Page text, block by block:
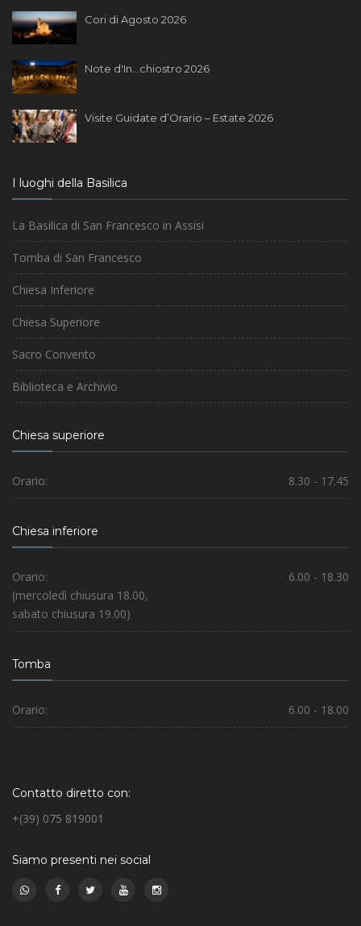
Cori di Agosto 2026
Note d'In...chiostro 2026
Visite Guidate d’Orario – Estate 2026
I luoghi della Basilica
La Basilica di San Francesco in Assisi
Tomba di San Francesco
Chiesa Inferiore
Chiesa Superiore
Sacro Convento
Biblioteca e Archivio
Chiesa superiore
Orario: 8.30 - 17.45
Chiesa inferiore
Orario:
6.00 - 18.30
(mercoledì chiusura 18.00,
sabato chiusura 19.00)
Tomba
Orario: 6.00 - 18.00
Contatto diretto con:
+(39) 075 819001
Siamo presenti nei social